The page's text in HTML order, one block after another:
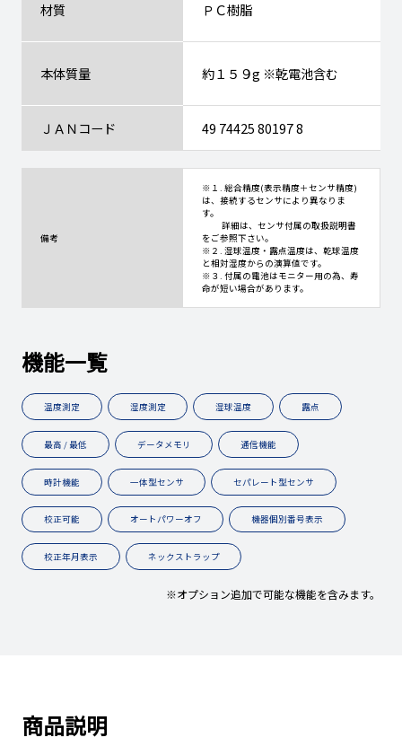
材質 ＰＣ樹脂
本体質量 約１５９g ※乾電池含む
ＪＡＮコード 49 74425 80197 8
備考
※１. 総合精度(表示精度＋センサ精度)
は、接続するセンサにより異なりま
す。
詳細は、センサ付属の取扱説明書
をご参照下さい。
※２. 湿球温度・露点温度は、乾球温度
と相対湿度からの演算値です。
※３. 付属の電池はモニター用の為、寿
命が短い場合があります。
機能一覧
温度測定 湿度測定 湿球温度 露点
最高 / 最低 データメモリ 通信機能
時計機能 一体型センサ セパレート型センサ
校正可能 オートパワーオフ 機器個別番号表示
校正年月表示 ネックストラップ
※オプション追加で可能な機能を含みます。
商品説明